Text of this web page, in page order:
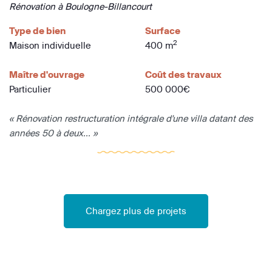
Rénovation à Boulogne-Billancourt
Type de bien
Maison individuelle
Surface
400 m2
Maître d'ouvrage
Particulier
Coût des travaux
500 000€
« Rénovation restructuration intégrale d'une villa datant des
années 50 à deux... »
Chargez plus de projets